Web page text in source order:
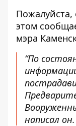
Пожалуйста,
этом
мэра
“По
написал он.